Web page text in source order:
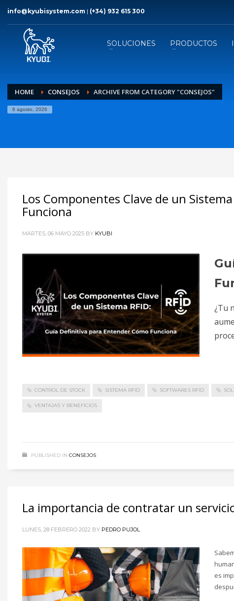
info@kyubisystem.com | (+34) 932 615 300
SOLUCIONES PRODUCTOS
HOME CONSEJOS ARCHIVE FROM CATEGORY "CONSEJOS"
6 agosto, 2026
Los Componentes Clave de un
Funciona
MARTES, 06 MAYO 2025 BY KYUBI
¿Tu
CONTROL DE STOCK SISTEMA RFID SOFTWARES RFID
VENTAJAS Y BENEFICIOS
PUBLISHED IN CONSEJOS
La importancia de contratar un
LUNES, 28 FEBRERO 2022 BY PEDRO PUJOL
es